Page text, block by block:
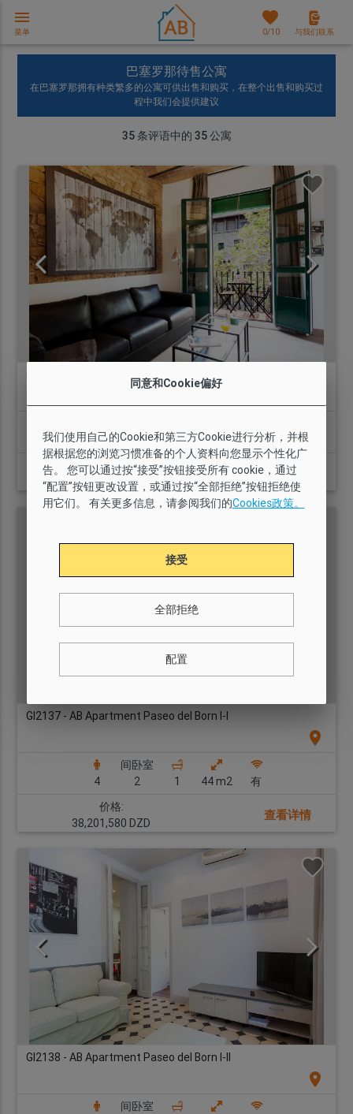
与我们联系
favorites
0/10
menu
菜单
巴塞罗那待售公寓
在巴塞罗那拥有种类繁多的公寓可供出售和购买，在整个出售和购买过
程中我们会提供建议
35条评语中的 35公寓
GI2140 - AB Apartment Paseo del Born II-II
2
2
1 49 m2
有
价格:
51,395,700 DZD
查看详情
GI2137 - AB Apartment Paseo del Born I-I
location_on
4
间卧室
2
1 44 m2
有
价格:
38,201,580 DZD
查看详情
GI2138 - AB Apartment Paseo del Born I-II
location_on
间卧室
同意和Cookie偏好
我们使用自己的Cookie和第三方Cookie进行分析，并根
据根据您的浏览习惯准备的个人资料向您显示个性化广
告。 您可以通过按“接受”按钮接受所有 cookie，通过
“配置”按钮更改设置，或通过按“全部拒绝”按钮拒绝使
用它们。 有关更多信息，请参阅我们的Cookies政策。
接受
全部拒绝
配置